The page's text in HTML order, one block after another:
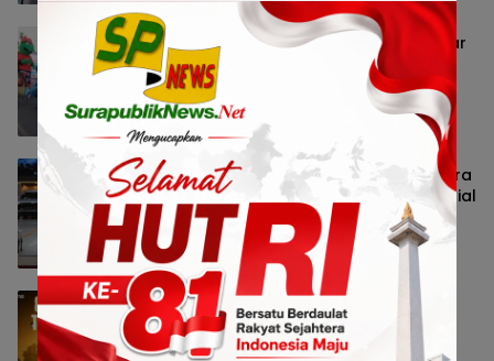
BCA Gandeng PPATK Edukasi 100 Pelajar
dan Lepasliarkan 1.300 Tukik di
Banyuwangi
Jatim Raya 8 Agustus 2026 13:44
LEPAS Hadirkan Pengalaman Berkendara
Langsung dan Beragam Program Spesial
di GIIAS 2026
Nasional 8 Agustus 2026 13:40
realme Buka Jalan Anak Muda Menuju
Pro Player Lewat 828 Gaming
Tournament